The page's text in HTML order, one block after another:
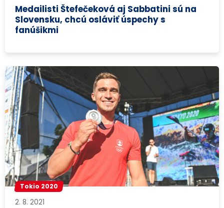
Medailisti Štefečeková aj Sabbatini sú na
Slovensku, chcú osláviť úspechy s
fanúšikmi
Tokio 2020
2. 8. 2021